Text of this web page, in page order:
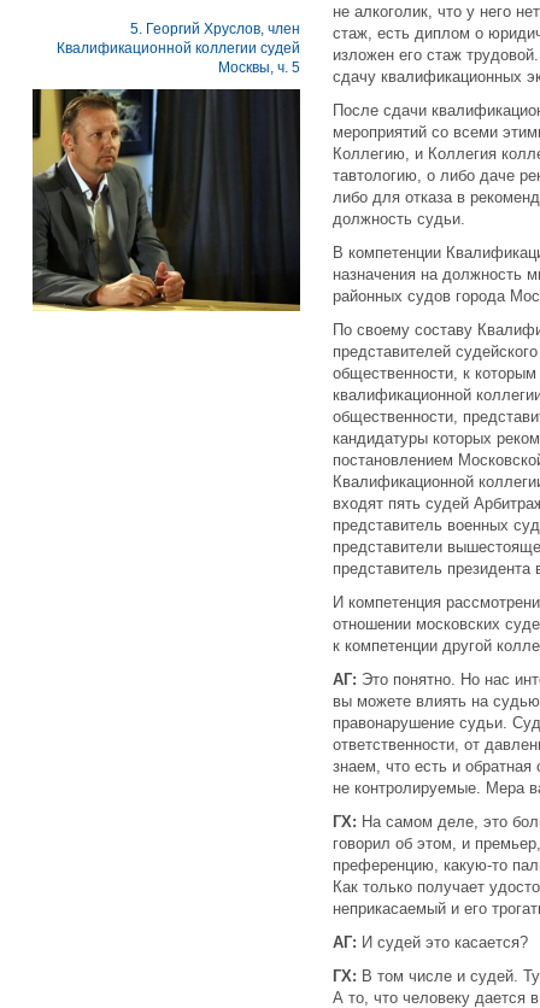
5. Георгий Хруслов, член
Квалификационной коллегии судей
Москвы, ч. 5
не алкоголик, что у него
стаж, есть диплом о
изложен его стаж
сдачу квалификационных
После сдачи
мероприятий со всеми
Коллегию, и Коллегия
тавтологию, о либо даче
либо для отказа в
должность судьи.
В компетенции
назначения на должность
районных судов города
По своему составу
представителей
общественности, к
квалификационной
общественности,
кандидатуры которых
постановлением
Квалификационной
входят пять судей
представитель военных
представители
представитель
И компетенция
отношении московских
к компетенции другой
АГ: Это понятно. Но нас
вы можете влиять на
правонарушение судьи.
ответственности, от
знаем, что есть и
не контролируемые. Мера
ГХ: На самом деле, это
говорил об этом, и
преференцию, какую-то
Как только получает
неприкасаемый и его
АГ: И судей это касается?
ГХ: В том числе и судей.
А то, что человеку дается